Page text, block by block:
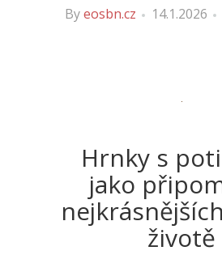
Byeosbn.cz 14.1.2026
Hrnky s
jako
životě